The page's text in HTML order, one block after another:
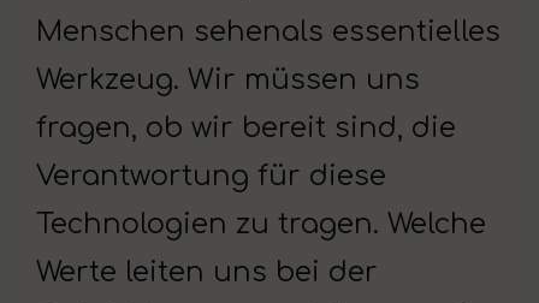
Menschen sehenals essentielles
Werkzeug. Wir müssen uns
fragen, ob wir bereit sind, die
Verantwortung für diese
Technologien zu tragen. Welche
Werte leiten uns bei der